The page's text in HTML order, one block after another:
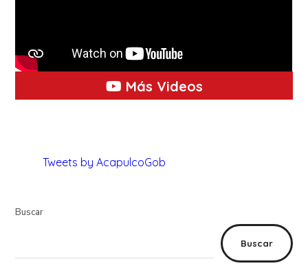
Más Videos
Tweets by AcapulcoGob
Buscar
Buscar